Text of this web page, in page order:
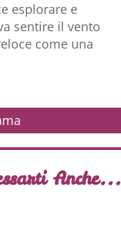
esplorare e
sentire il vento
come una
Anche...